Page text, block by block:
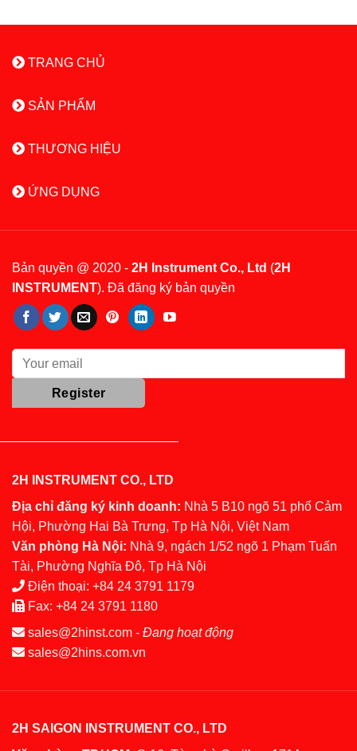
TRANG CHỦ
SẢN PHẨM
THƯƠNG HIỆU
ỨNG DỤNG
Bản quyền @ 2020 - 2H Instrument Co., Ltd (2H
INSTRUMENT). Đã đăng ký bản quyền
2H INSTRUMENT CO., LTD
Địa chỉ đăng ký kinh doanh: Nhà 5 B10 ngõ 51 phố Cảm
Hội, Phường Hai Bà Trưng, Tp Hà Nội, Việt Nam
Văn phòng Hà Nội: Nhà 9, ngách 1/52 ngõ 1 Phạm Tuấn
Tài, Phường Nghĩa Đô, Tp Hà Nội
Điện thoại: +84 24 3791 1179
Fax: +84 24 3791 1180
sales@2hinst.com - Đang hoạt động
sales@2hins.com.vn
2H SAIGON INSTRUMENT CO., LTD